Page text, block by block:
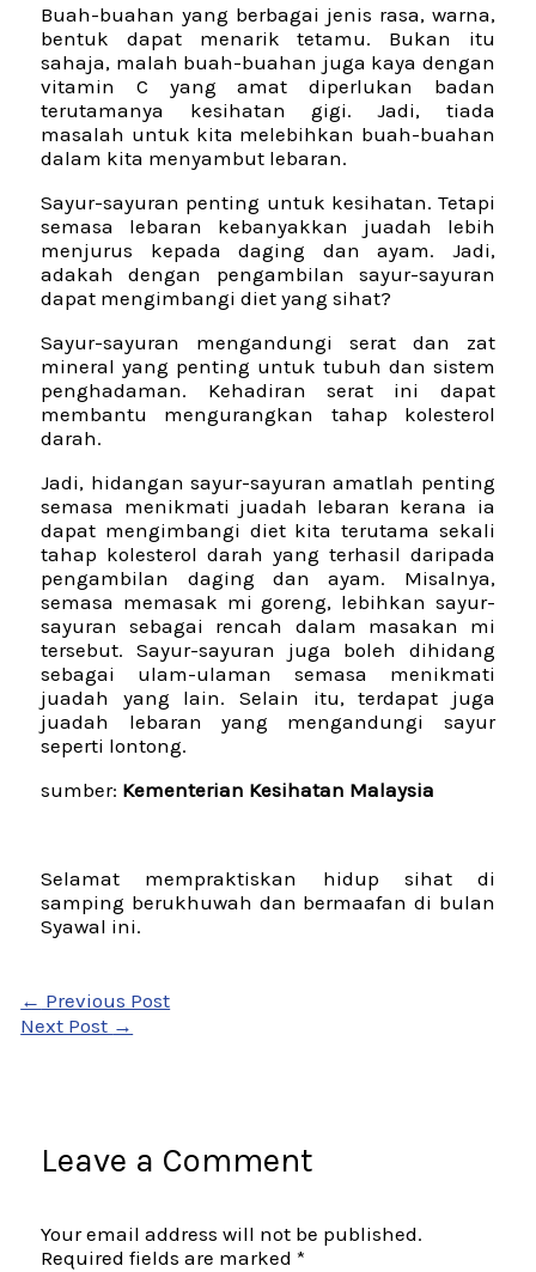
Buah-buahan yang berbagai jenis rasa, warna,
bentuk dapat menarik tetamu. Bukan itu
sahaja, malah buah-buahan juga kaya dengan
vitamin C yang amat diperlukan badan
terutamanya kesihatan gigi. Jadi, tiada
masalah untuk kita melebihkan buah-buahan
dalam kita menyambut lebaran.
Sayur-sayuran penting untuk kesihatan. Tetapi
semasa lebaran kebanyakkan juadah lebih
menjurus kepada daging dan ayam. Jadi,
adakah dengan pengambilan sayur-sayuran
dapat mengimbangi diet yang sihat?
Sayur-sayuran mengandungi serat dan zat
mineral yang penting untuk tubuh dan sistem
penghadaman. Kehadiran serat ini dapat
membantu mengurangkan tahap kolesterol
darah.
Jadi, hidangan sayur-sayuran amatlah penting
semasa menikmati juadah lebaran kerana ia
dapat mengimbangi diet kita terutama sekali
tahap kolesterol darah yang terhasil daripada
pengambilan daging dan ayam. Misalnya,
semasa memasak mi goreng, lebihkan sayur-
sayuran sebagai rencah dalam masakan mi
tersebut. Sayur-sayuran juga boleh dihidang
sebagai ulam-ulaman semasa menikmati
juadah yang lain. Selain itu, terdapat juga
juadah lebaran yang mengandungi sayur
seperti lontong.
sumber: Kementerian Kesihatan Malaysia
Selamat mempraktiskan hidup sihat di
samping berukhuwah dan bermaafan di bulan
Syawal ini.
← Previous Post
Next Post →
Leave a Comment
Your email address will not be published.
Required fields are marked*